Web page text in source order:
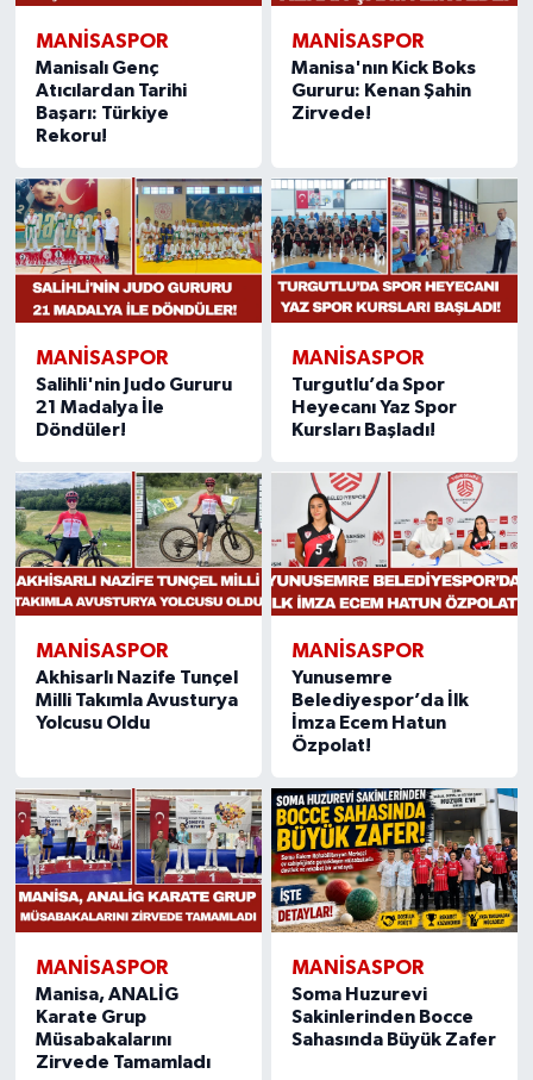
MANISASPOR
Manisalı Genç
Atıcılardan Tarihi
Başarı: Türkiye
Rekoru!
MANISASPOR
Manisa'nın Kick Boks
Gururu: Kenan Şahin
Zirvede!
MANISASPOR
Salihli'nin Judo Gururu
21 Madalya İle
Döndüler!
MANISASPOR
Turgutlu’da Spor
Heyecanı Yaz Spor
Kursları Başladı!
MANISASPOR
Akhisarlı Nazife Tunçel
Milli Takımla Avusturya
Yolcusu Oldu
MANISASPOR
Yunusemre
Belediyespor’da İlk
İmza Ecem Hatun
Özpolat!
MANISASPOR
Manisa, ANALİG
Karate Grup
Müsabakalarını
Zirvede Tamamladı
MANISASPOR
Soma Huzurevi
Sakinlerinden Bocce
Sahasında Büyük Zafer